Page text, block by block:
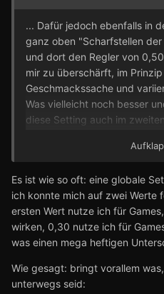
... Dafür jedoch ebenfalls in
ganz oben "Scharfstellen
und dort den Regler von
mir zu überschärft, im
Geschmackssache und
Was vielleicht noch besser
diese Setting auch im
könnt ihr bei schon ziemlich
0,10-0,50 nutzen. Da muss
es eben als sinnvoll
Derzeit teste ich das Ganze
auch nicht viel ist. Ob ich
entscheiden. ...
Es ist wie so oft: eine globale
ich konnte mich auf zwei Werte
ersten Wert nutze ich für
wirken, 0,30 nutze ich für
was einen mega heftigen
Wie gesagt: bringt vorallem
unterwegs seid: